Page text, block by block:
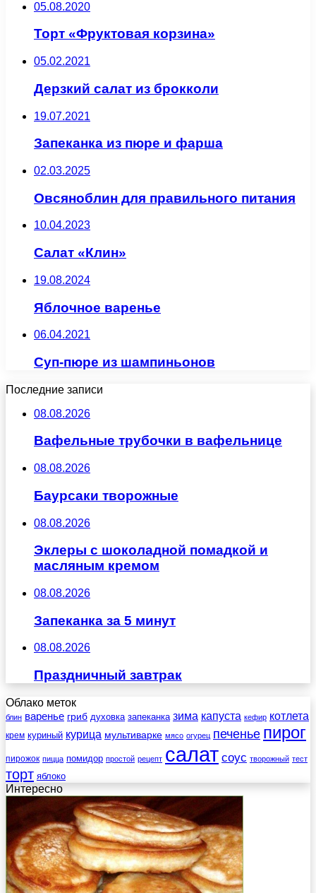
05.08.2020
Торт «Фруктовая корзина»
05.02.2021
Дерзкий салат из брокколи
19.07.2021
Запеканка из пюре и фарша
02.03.2025
Овсяноблин для правильного питания
10.04.2023
Салат «Клин»
19.08.2024
Яблочное варенье
06.04.2021
Суп-пюре из шампиньонов
Последние записи
08.08.2026
Вафельные трубочки в вафельнице
08.08.2026
Баурсаки творожные
08.08.2026
Эклеры с шоколадной помадкой и
масляным кремом
08.08.2026
Запеканка за 5 минут
08.08.2026
Праздничный завтрак
Облако меток
блин варенье гриб духовка запеканка зима капуста кефир котлета
крем куриный курица мультиварке мясо огурец печенье пирог
пирожок пицца помидор простой рецепт салат соус творожный тест
торт яблоко
Интересно